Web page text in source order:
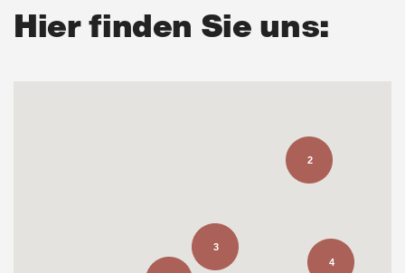
Hier finden Sie uns:
4
3
2